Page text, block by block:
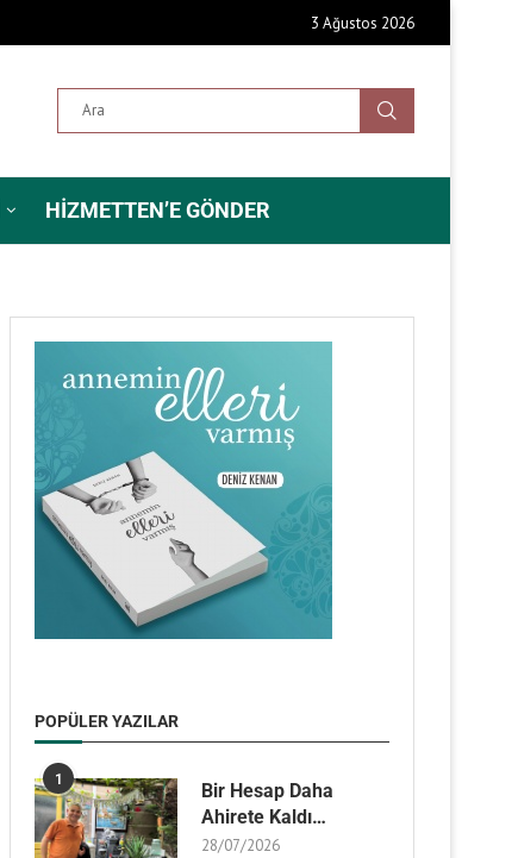
3 Ağustos 2026
HIZMETTEN’E GÖNDER
POPÜLER YAZILAR
1
Bir Hesap Daha
Ahirete Kaldı…
28/07/2026